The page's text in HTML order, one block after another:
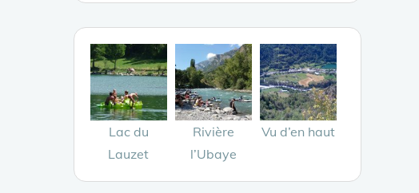
Lac du
Lauzet
Rivière
l’Ubaye
Vu d’en haut